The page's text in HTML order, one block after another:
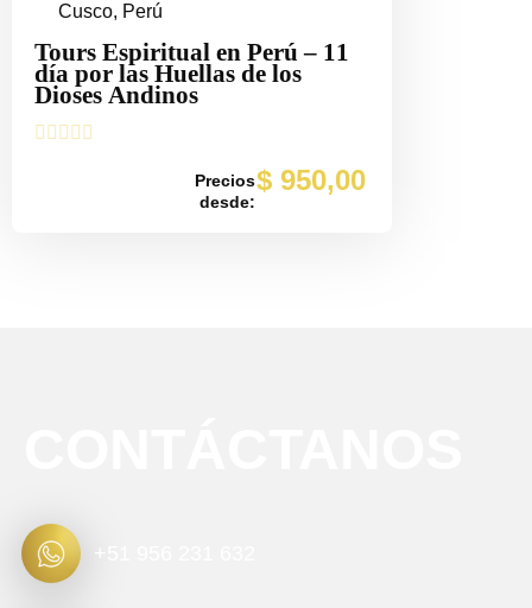
Cusco, Perú
Tours Espiritual en Perú – 11
día por las Huellas de los
Dioses Andinos

Precios
desde:
$ 950,00